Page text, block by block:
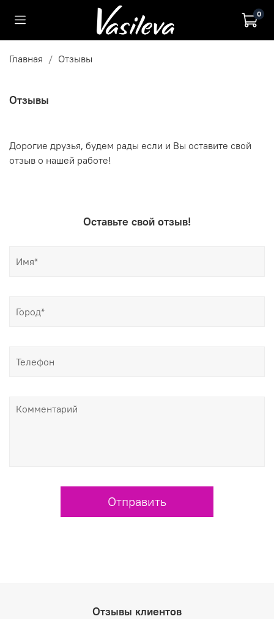
0
Главная Отзывы
Отзывы
Дорогие друзья, будем рады если и Вы оставите свой
отзыв о нашей работе!
Оставьте свой отзыв!
Отправить
Отзывы клиентов